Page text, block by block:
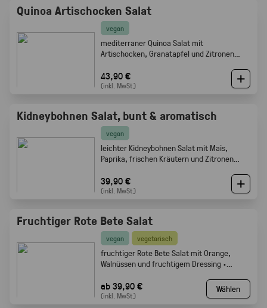
Quinoa Artischocken Salat
vegan
mediterraner Quinoa Salat mit
Artischocken, Granatapfel und Zitronen
Gabelfood
43,90 €
(inkl. MwSt.)
Kidneybohnen Salat, bunt & aromatisch
vegan
leichter Kidneybohnen Salat mit Mais,
Paprika, frischen Kräutern und Zitronen
39,90 €
(inkl. MwSt.)
Fruchtiger Rote Bete Salat
vegan vegetarisch
fruchtiger Rote Bete Salat mit Orange,
Walnüssen und fruchtigem Dressing ·
ab 39,90 €
(inkl. MwSt.)
Wählen